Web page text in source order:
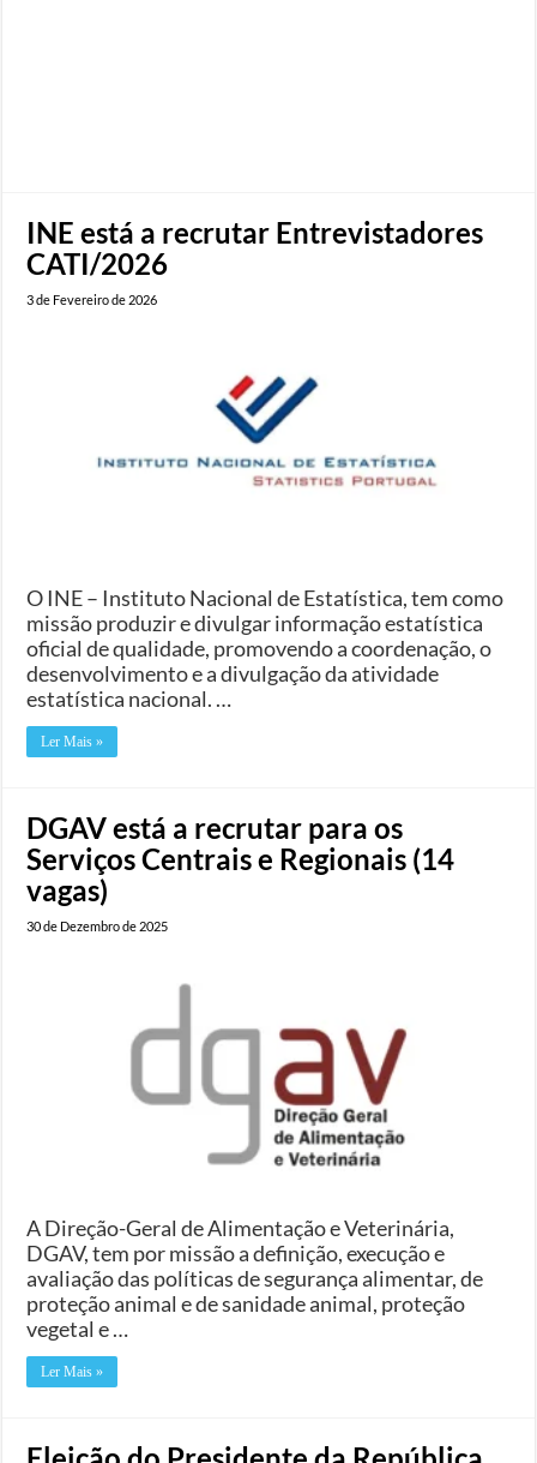
INE está a recrutar Entrevistadores
CATI/2026
3 de Fevereiro de 2026
O INE – Instituto Nacional de Estatística, tem como
missão produzir e divulgar informação estatística
oficial de qualidade, promovendo a coordenação, o
desenvolvimento e a divulgação da atividade
estatística nacional. …
Ler Mais »
DGAV está a recrutar para os
Serviços Centrais e Regionais (14
vagas)
30 de Dezembro de 2025
A Direção-Geral de Alimentação e Veterinária,
DGAV, tem por missão a definição, execução e
avaliação das políticas de segurança alimentar, de
proteção animal e de sanidade animal, proteção
vegetal e …
Ler Mais »